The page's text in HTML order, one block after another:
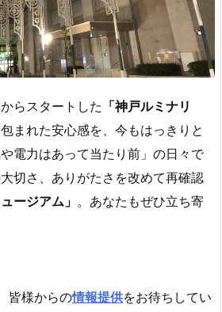
らスタートした 「神戸ルミナリ
まれた安心感を、今もはっきりと
電力はあって当たり前」の日々で
切さ、ありがたさを改めて再確認
ージアム」 。あなたもぜひ立ち寄
皆様からの情報提供をお待ちしてい